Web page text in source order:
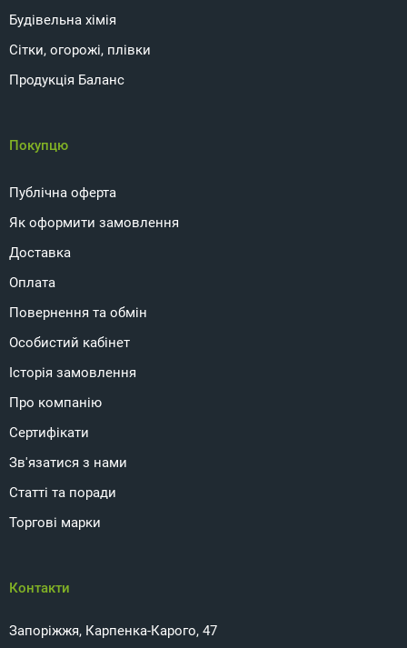
Будівельна хімія
Сітки, огорожі, плівки
Продукція Баланс
Покупцю
Публічна оферта
Як оформити замовлення
Доставка
Оплата
Повернення та обмін
Особистий кабінет
Історія замовлення
Про компанію
Сертифікати
Зв'язатися з нами
Статті та поради
Торгові марки
Контакти
Запоріжжя, Карпенка-Карого, 47